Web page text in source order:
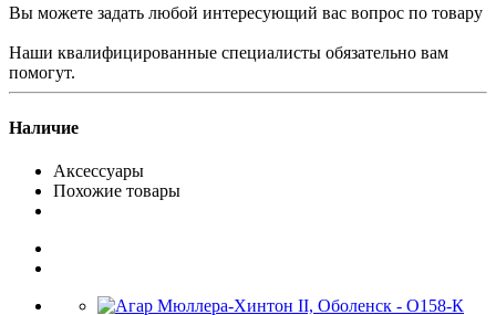
Вы можете задать любой интересующий вас вопрос по товару
Наши квалифицированные специалисты обязательно вам
помогут.
Наличие
Аксессуары
Похожие товары